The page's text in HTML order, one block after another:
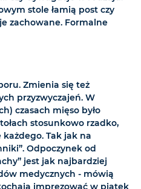
stole łamią post czy
zachowane. Formalne
Zmienia się też
przyzwyczajeń. W
czasach mięso było
stosunkowo rzadko,
Tak jak na
Odpoczynek od
jest jak najbardziej
medycznych - mówią
imprezować w piątek